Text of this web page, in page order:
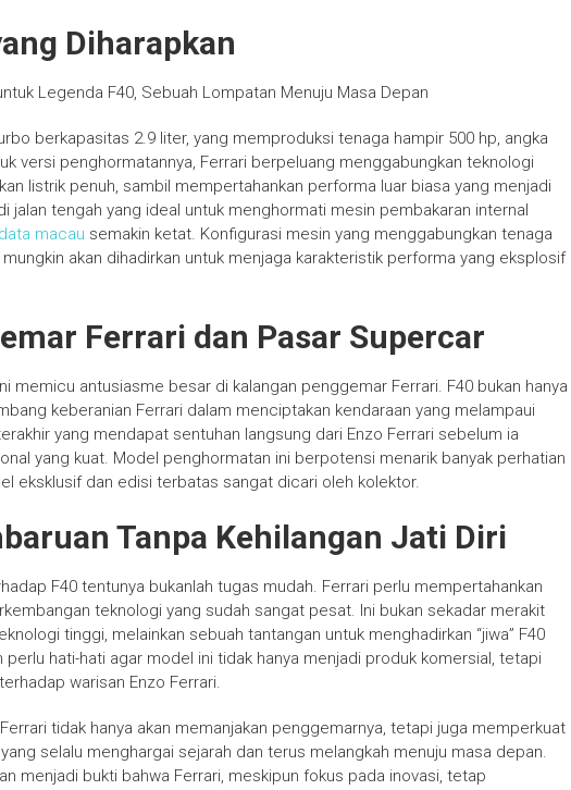
Diharapkan
Legenda F40, Sebuah Lompatan Menuju Masa Depan
berkapasitas 2.9 liter, yang memproduksi tenaga hampir 500 hp, angka
versi penghormatannya, Ferrari berpeluang menggabungkan teknologi
listrik penuh, sambil mempertahankan performa luar biasa yang menjadi
jalan tengah yang ideal untuk menghormati mesin pembakaran internal
data macau semakin ketat. Konfigurasi mesin yang menggabungkan tenaga
akan dihadirkan untuk menjaga karakteristik performa yang eksplosif
Ferrari dan Pasar Supercar
memicu antusiasme besar di kalangan penggemar Ferrari. F40 bukan hanya
keberanian Ferrari dalam menciptakan kendaraan yang melampaui
yang mendapat sentuhan langsung dari Enzo Ferrari sebelum ia
yang kuat. Model penghormatan ini berpotensi menarik banyak perhatian
eksklusif dan edisi terbatas sangat dicari oleh kolektor.
Tanpa Kehilangan Jati Diri
F40 tentunya bukanlah tugas mudah. Ferrari perlu mempertahankan
teknologi yang sudah sangat pesat. Ini bukan sekadar merakit
tinggi, melainkan sebuah tantangan untuk menghadirkan “jiwa” F40
perlu hati-hati agar model ini tidak hanya menjadi produk komersial, tetapi
warisan Enzo Ferrari.
tidak hanya akan memanjakan penggemarnya, tetapi juga memperkuat
selalu menghargai sejarah dan terus melangkah menuju masa depan.
menjadi bukti bahwa Ferrari, meskipun fokus pada inovasi, tetap